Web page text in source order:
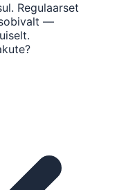
Regulaarset
—